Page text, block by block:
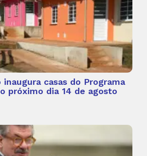
inaugura casas do Programa
próximo dia 14 de agosto